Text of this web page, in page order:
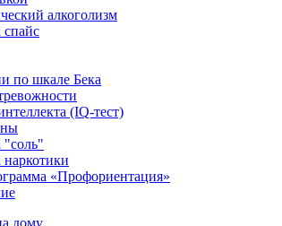
алкоголизм
спайс
по шкале Бека
(IQ-тест)
"соль"
наркотики
«Профориентация»
дому